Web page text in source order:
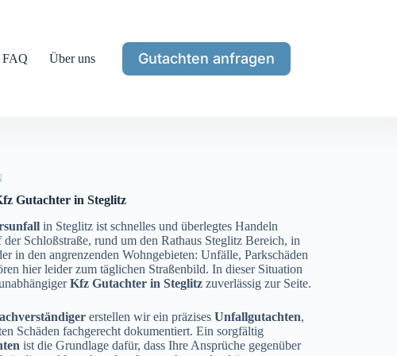
FAQ Über uns Gutachten anfragen
Gutachter in Steglitz
in Steglitz ist schnelles und überlegtes Handeln
der Schloßstraße, rund um den Rathaus Steglitz Bereich, in
in den angrenzenden Wohngebieten: Unfälle, Parkschäden
hier leider zum täglichen Straßenbild. In dieser Situation
Kfz Gutachter in Steglitz zuverlässig zur Seite.
erstellen wir ein präzises Unfallgutachten,
Schäden fachgerecht dokumentiert. Ein sorgfältig
ist die Grundlage dafür, dass Ihre Ansprüche gegenüber